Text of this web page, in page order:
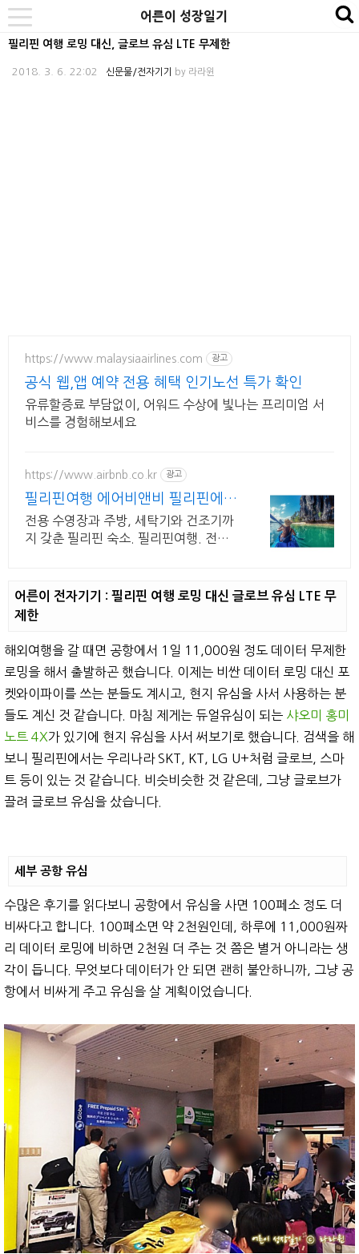
본
바
내
게
카
고
toggle
navigation
어른이 성장일기
필리핀 여행 로밍 대신, 글로브 유심 LTE 무제한
2018. 3. 6. 22:02 신문물/전자기기 by 라라윈
https://www.malaysiaairlines.com 광고
공식 웹,앱 예약 전용 혜택 인기노선 특가 확인
유류할증료 부담없이, 어워드 수상에 빛나는 프리미엄 서
비스를 경험해보세요
https://www.airbnb.co.kr 광고
필리핀여행 에어비앤비 필리핀에서
살아보기
전용 수영장과 주방, 세탁기와 건조기까
지 갖춘 필리핀 숙소. 필리핀여행. 전용
어른이 전자기기 : 필리핀 여행 로밍 대신 글로브 유심 LTE 무
제한
해외여행을 갈 때면 공항에서 1일 11,000원 정도 데이터 무제한
로밍을 해서 출발하곤 했습니다. 이제는 비싼 데이터 로밍 대신 포
켓와이파이를 쓰는 분들도 계시고, 현지 유심을 사서 사용하는 분
들도 계신 것 같습니다. 마침 제게는 듀얼유심이 되는 샤오미 홍미
노트 4X가 있기에 현지 유심을 사서 써보기로 했습니다. 검색을 해
보니 필리핀에서는 우리나라 SKT, KT, LG U+처럼 글로브, 스마
트 등이 있는 것 같습니다. 비슷비슷한 것 같은데, 그냥 글로브가
끌려 글로브 유심을 샀습니다.
세부 공항 유심
수많은 후기를 읽다보니 공항에서 유심을 사면 100페소 정도 더
비싸다고 합니다. 100페소면 약 2천원인데, 하루에 11,000원짜
리 데이터 로밍에 비하면 2천원 더 주는 것 쯤은 별거 아니라는 생
각이 듭니다. 무엇보다 데이터가 안 되면 괜히 불안하니까, 그냥 공
항에서 비싸게 주고 유심을 살 계획이었습니다.